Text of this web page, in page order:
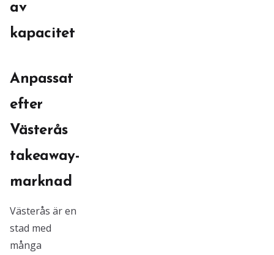
av
kapacitet
Anpassat
efter
Västerås
takeaway-
marknad
Västerås är en
stad med
många